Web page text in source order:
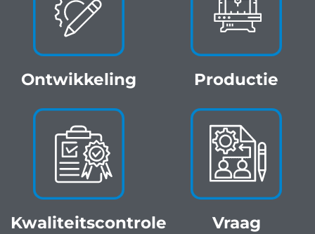
Ontwikkeling Productie
Kwaliteitscontrole Vraag